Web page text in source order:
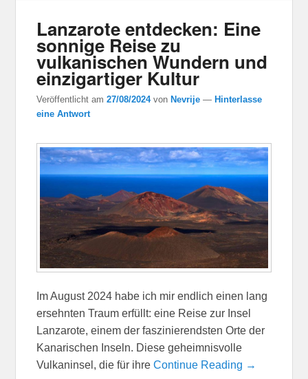
Lanzarote entdecken: Eine
sonnige Reise zu
vulkanischen Wundern und
einzigartiger Kultur
Veröffentlicht am27/08/2024 von Nevrije — Hinterlasse
eine Antwort
Im August 2024 habe ich mir endlich einen lang
ersehnten Traum erfüllt: eine Reise zur Insel
Lanzarote, einem der faszinierendsten Orte der
Kanarischen Inseln. Diese geheimnisvolle
Vulkaninsel, die für ihreContinue Reading →